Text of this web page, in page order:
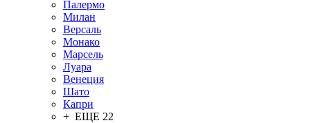
Палермо
Милан
Версаль
Монако
Марсель
Луара
Венеция
Шато
Капри
+ ЕЩЕ 22